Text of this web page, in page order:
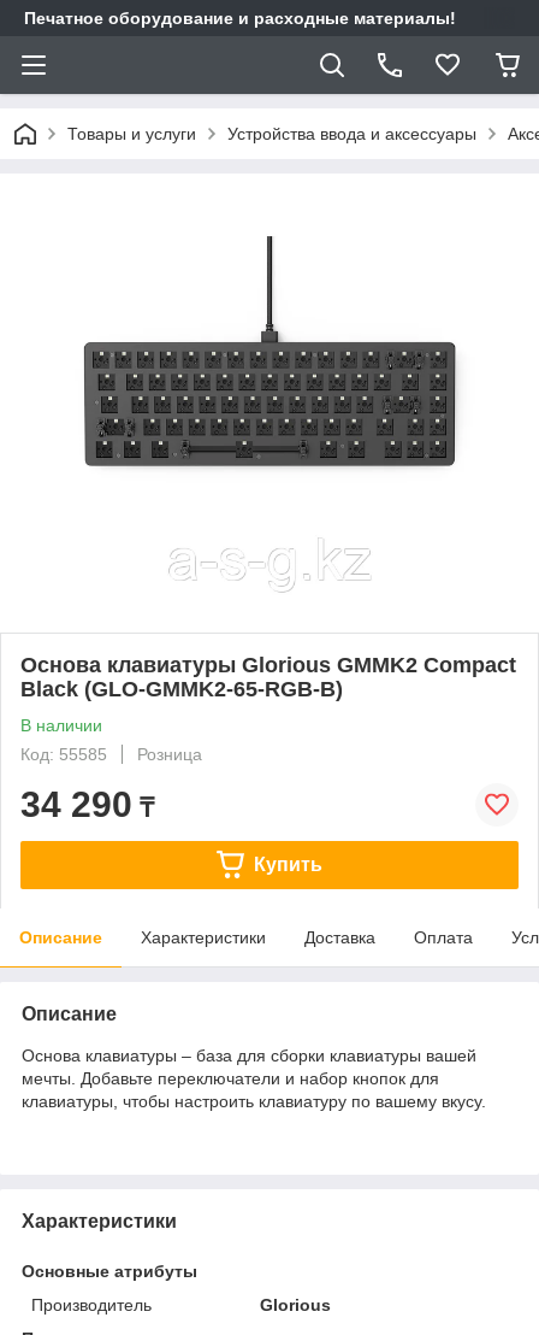
Печатное оборудование и расходные материалы!
Товары и услуги Устройства ввода и аксессуары
Основа клавиатуры Glorious GMMK2 Compact
Black (GLO-GMMK2-65-RGB-B)
В наличии
Код: 55585
Розница
34 290 ₸
Купить
Описание Характеристики Доставка Оплата
Описание
Основа клавиатуры – база для сборки клавиатуры вашей
мечты. Добавьте переключатели и набор кнопок для
клавиатуры, чтобы настроить клавиатуру по вашему вкусу.
Характеристики
Основные атрибуты
Производитель
Glorious